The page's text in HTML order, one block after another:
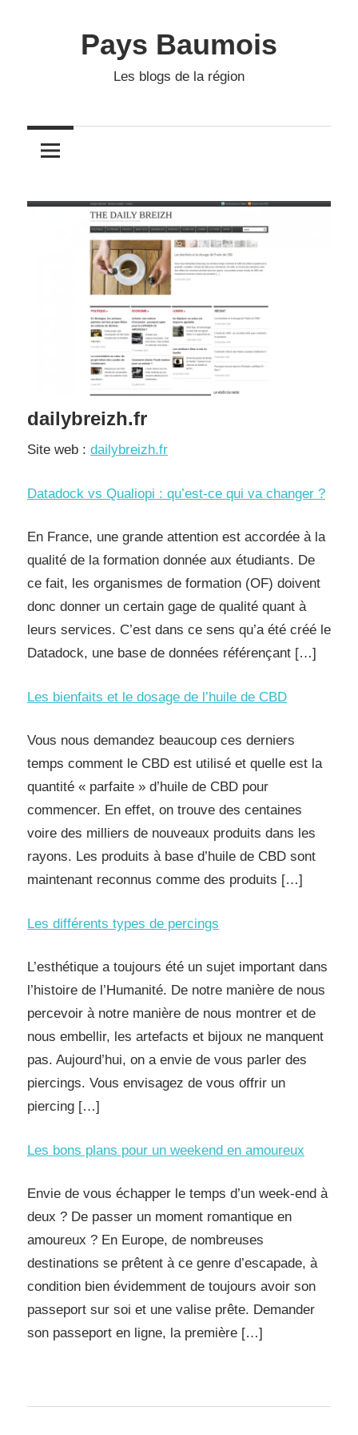
Pays Baumois
Les blogs de la région
dailybreizh.fr
Site web : dailybreizh.fr
Datadock vs Qualiopi : qu’est-ce qui va changer ?
En France, une grande attention est accordée à la
qualité de la formation donnée aux étudiants. De
ce fait, les organismes de formation (OF) doivent
donc donner un certain gage de qualité quant à
leurs services. C’est dans ce sens qu’a été créé le
Datadock, une base de données référençant […]
Les bienfaits et le dosage de l’huile de CBD
Vous nous demandez beaucoup ces derniers
temps comment le CBD est utilisé et quelle est la
quantité « parfaite » d’huile de CBD pour
commencer. En effet, on trouve des centaines
voire des milliers de nouveaux produits dans les
rayons. Les produits à base d’huile de CBD sont
maintenant reconnus comme des produits […]
Les différents types de percings
L’esthétique a toujours été un sujet important dans
l’histoire de l’Humanité. De notre manière de nous
percevoir à notre manière de nous montrer et de
nous embellir, les artefacts et bijoux ne manquent
pas. Aujourd’hui, on a envie de vous parler des
piercings. Vous envisagez de vous offrir un
piercing […]
Les bons plans pour un weekend en amoureux
Envie de vous échapper le temps d’un week-end à
deux ? De passer un moment romantique en
amoureux ? En Europe, de nombreuses
destinations se prêtent à ce genre d’escapade, à
condition bien évidemment de toujours avoir son
passeport sur soi et une valise prête. Demander
son passeport en ligne, la première […]